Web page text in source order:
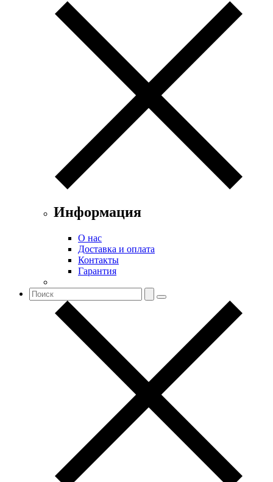
Информация
О нас
Доставка и оплата
Контакты
Гарантия